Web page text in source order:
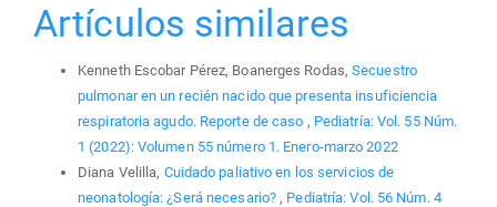
Artículos similares
Kenneth Escobar Pérez, Boanerges Rodas,Secuestro
pulmonar en un recién nacido que presenta insuficiencia
respiratoria agudo. Reporte de caso , Pediatría: Vol. 55 Núm.
1 (2022): Volumen 55 número 1. Enero-marzo 2022
Diana Velilla, Cuidado paliativo en los servicios de
neonatología: ¿Será necesario? , Pediatría: Vol. 56 Núm. 4